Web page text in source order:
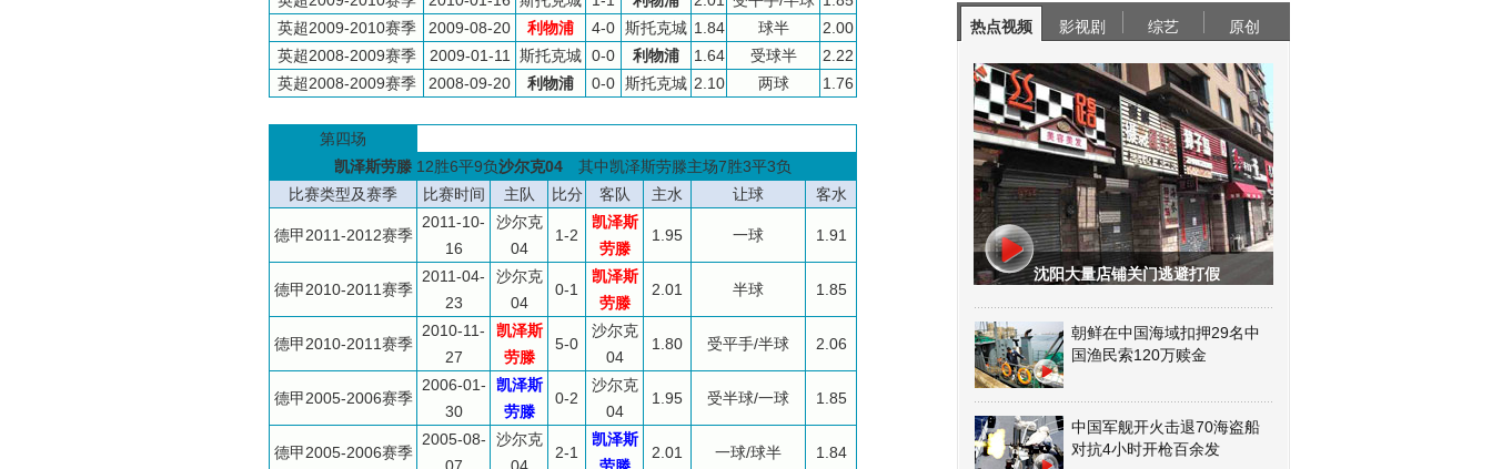
英超2009-2010赛季
2009-08-20 利物浦 4-0 斯托克城 1.84 球半
2.00
英超2008-2009赛季
2009-01-11 斯托克城 0-0 利物浦 1.64 受球半
2.22
英超2008-2009赛季
2008-09-20 利物浦 0-0 斯托克城 2.10 两球 1.76
第四场
凯泽斯劳滕 12胜6平9负沙尔克04 其中凯泽斯劳滕主场7胜3平3负
比赛类型及赛季
比赛时间 主队 比分 客队 主水 让球 客水
德甲2011-2012赛季
2011-10-
16
沙尔克
04
1-2
凯泽斯
劳滕
1.95 一球 1.91
德甲2010-2011赛季
2011-04-
23
沙尔克
04
0-1
凯泽斯
劳滕
2.01 半球 1.85
德甲2010-2011赛季
2010-11-
27
凯泽斯
劳滕
5-0
沙尔克
04
1.80 受平手/半球 2.06
德甲2005-2006赛季
2006-01-
30
凯泽斯
劳滕
0-2
沙尔克
04
1.95 受半球/一球 1.85
德甲2005-2006赛季
2005-08-
沙尔克
2-1
凯泽斯
2.01 一球/球半 1.84
热点视频 影视剧 综艺 原创
沈阳大量店铺关门逃避打假
朝鲜在中国海域扣押29名中
国渔民索120万赎金
中国军舰开火击退70海盗船
对抗4小时开枪百余发